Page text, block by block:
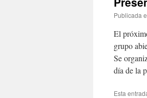
Publicada
El
grupo
Se
día de la
Esta